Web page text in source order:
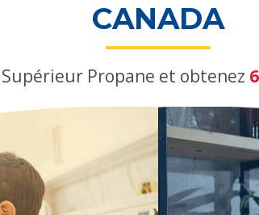
CANADA
Supérieur Propane et obtenez